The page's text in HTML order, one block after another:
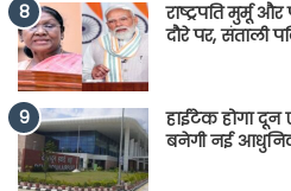
राष्ट्रपति मुर्मू
दौरे पर, संताली
हाईटेक होगा दून
बनेगी नई